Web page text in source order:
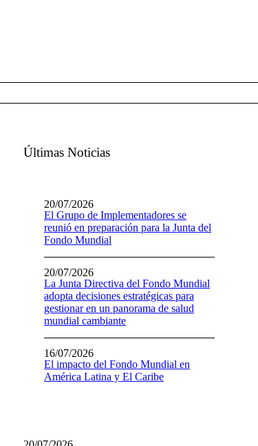
Últimas Noticias
El Grupo de Implementadores se
reunió en preparación para la Junta del
Fondo Mundial
20/07/2026
La Junta Directiva del Fondo Mundial
adopta decisiones estratégicas para
gestionar en un panorama de salud
mundial cambiante
20/07/2026
El impacto del Fondo Mundial en
América Latina y El Caribe
16/07/2026